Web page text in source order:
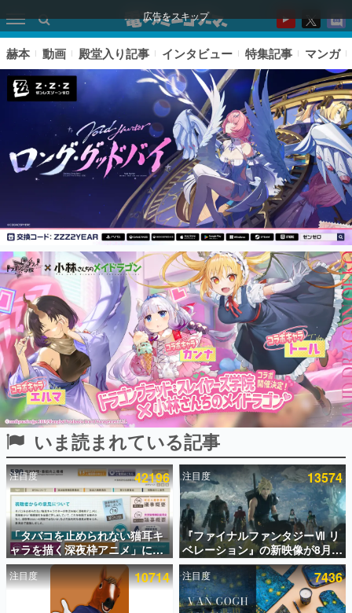
広告をスキップ
ピックアップ
電ファミのいま読まれている記事ランキング
アプリセール情報
インタビュー
連載・特集一覧
殿堂入り記事
SNS拡散数が数千以上！ ページビュー数万以上！ などな
ど。多くの人々に読まれた、電ファミ渾身の“殿堂入り”記
事をまとめました。
ゲームの企画書
名作ゲームクリエイターの方々に製作時のエピソードをお
聞きし、ヒットする企画（ゲーム）とは何か？を探ってい
きます。
赫本
この物語を解いてはいけない。『赫本』は、〈試験問題〉
の形をした短編ホラー小説集です。
赫本 動画 殿堂入り記事 インタビュー 特集記事 マンガ
いま読まれている記事
注目度 42196
「タバコを止められない猫耳キ
ャラを描く深夜枠アニメ」に視
聴者の一部から批判意見。違法
薬物の使用と思しき描写も含め
て、BPOが議論を交わす
注目度 13574
『ファイナルファンタジーⅦ リ
ベレーション』の新映像が8月
26日早朝に公開へ。『FF7』リ
メイクシリーズの完結編、
「gamescom」のオープニング
ナイトライブにてディレクター
注目度 10714 注目度 7436